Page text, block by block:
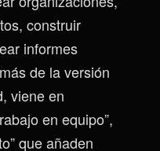
construir
informes
de la versión
viene en
en equipo”,
que añaden